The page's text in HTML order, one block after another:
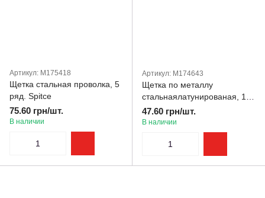
Артикул: M175418
Щетка стальная проволка, 5
ряд. Spitce
75.60 грн/шт.
В наличии
Артикул: M174643
Щетка по металлу
стальнаялатунированая, 1
ряд Spitce
47.60 грн/шт.
В наличии